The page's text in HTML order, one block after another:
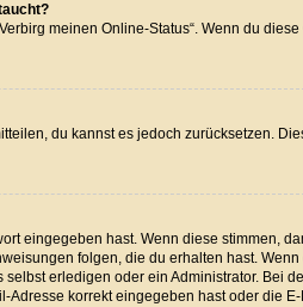
meinen Online-Status“. Wenn du
du kannst es jedoch zurücksetzen.
eingegeben hast. Wenn diese stimmen,
folgen, die du erhalten hast.
erledigen oder ein Administrator.
korrekt eingegeben hast oder die